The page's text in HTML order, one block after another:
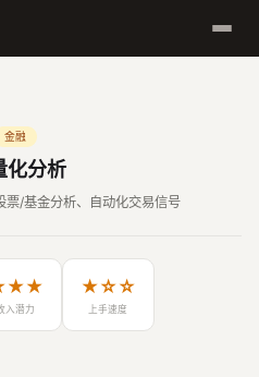
金融
化分析
票/基金分析、自动化交易信号
入潜力
★☆☆
上手速度